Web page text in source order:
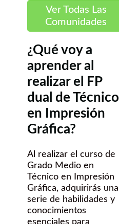
Ver Todas Las
Comunidades
¿Qué voy a
aprender al
realizar el FP
dual de Técnico
en Impresión
Gráfica?
Al realizar el curso de
Grado Medio en
Técnico en Impresión
Gráfica, adquirirás una
serie de habilidades y
conocimientos
esenciales para